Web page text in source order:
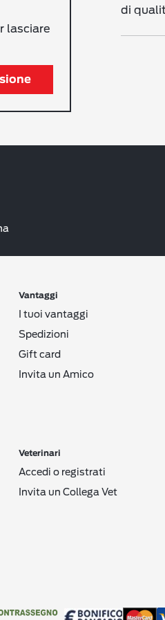
lasciare
di
Vantaggi
I tuoi vantaggi
Spedizioni
Gift card
Invita un Amico
Veterinari
Accedi o registrati
Invita un Collega Vet